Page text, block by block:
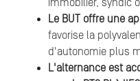
immobilier, syndic
Le BUT offre une
favorise la
d'autonomie plus
L'alternance est